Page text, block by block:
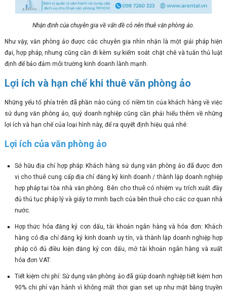
Nhận định của chuyên gia về vấn đề có nên thuê văn phòng ảo.
Như vậy, văn phòng ảo được các chuyên gia nhìn nhận là một giải pháp hiện
đại, hợp pháp, nhưng cũng cần đi kèm sự kiểm soát chặt chẽ và tuân thủ luật
định để bảo đảm môi trường kinh doanh lành mạnh.
Lợi ích và hạn chế khi thuê văn phòng ảo
Những yếu tố phía trên đã phần nào củng cố niềm tin của khách hàng về việc
sử dụng văn phòng ảo, quý doanh nghiệp cũng cần phải hiểu thêm về những
lợi ích và hạn chế của loại hình này, để ra quyết định hiệu quả nhé:
Lợi ích của văn phòng ảo
Sở hữu địa chỉ hợp pháp: Khách hàng sử dụng văn phòng ảo đã được đơn
vị cho thuê cung cấp địa chỉ đăng ký kinh doanh / thành lập doanh nghiệp
hợp pháp tại tòa nhà văn phòng. Bên cho thuê có nhiệm vụ trích xuất đầy
đủ thủ tục pháp lý và giấy tờ minh bạch của bên thuê cho các cơ quan nhà
nước.
Hợp thức hóa đăng ký con dấu, tài khoản ngân hàng và hóa đơn: Khách
hàng có địa chỉ đăng ký kinh doanh uy tín, và thành lập doanh nghiệp hợp
pháp có đủ điều kiện đăng ký con dấu, mở tài khoản ngân hàng và xuất
hóa đơn VAT.
Tiết kiệm chi phí: Sử dụng văn phòng ảo đã giúp doanh nghiệp tiết kiệm hơn
90% chi phí vận hành vì không mất thời gian set up như mặt bằng truyền